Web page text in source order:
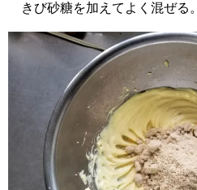
きび砂糖を加えてよく混ぜる。